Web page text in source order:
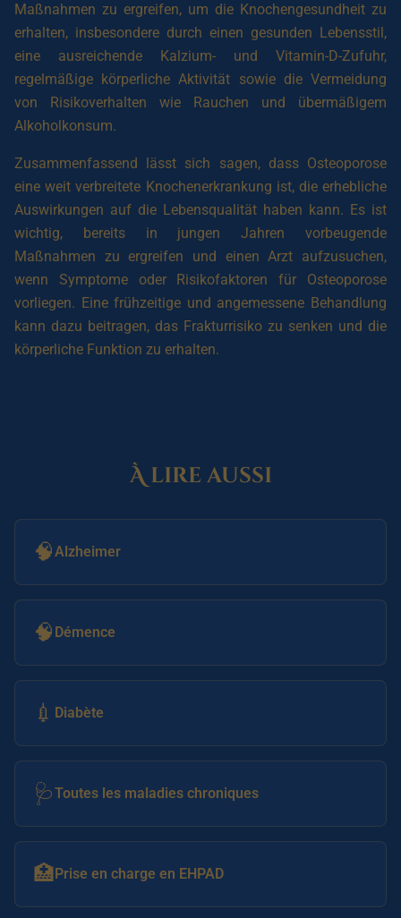
Maßnahmen zu ergreifen, um die Knochengesundheit zu
erhalten, insbesondere durch einen gesunden Lebensstil,
eine ausreichende Kalzium- und Vitamin-D-Zufuhr,
regelmäßige körperliche Aktivität sowie die Vermeidung
von Risikoverhalten wie Rauchen und übermäßigem
Alkoholkonsum.
Zusammenfassend lässt sich sagen, dass Osteoporose
eine weit verbreitete Knochenerkrankung ist, die erhebliche
Auswirkungen auf die Lebensqualität haben kann. Es ist
wichtig, bereits in jungen Jahren vorbeugende
Maßnahmen zu ergreifen und einen Arzt aufzusuchen,
wenn Symptome oder Risikofaktoren für Osteoporose
vorliegen. Eine frühzeitige und angemessene Behandlung
kann dazu beitragen, das Frakturrisiko zu senken und die
körperliche Funktion zu erhalten.
À lire aussi
🧠Alzheimer
🧠 Démence
💉 Diabète
🩺Toutes les maladies chroniques
🏥Prise en charge en EHPAD